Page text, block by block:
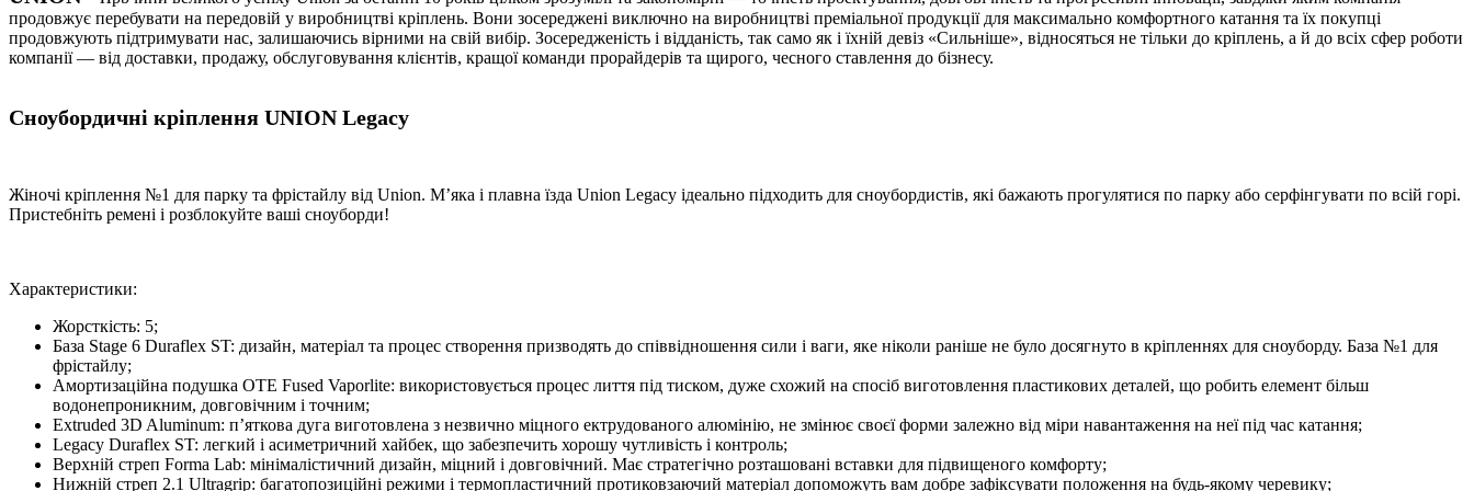
продовжує перебувати на передовій у виробництві кріплень. Вони зосереджені виключно на виробництві преміальної продукції для максимально комфортного катання та їх покупці
продовжують підтримувати нас, залишаючись вірними на свій вибір. Зосередженість і відданість, так само як і їхній девіз «Сильніше», відносяться не тільки до кріплень, а й до всіх сфер роботи
компанії — від доставки, продажу, обслуговування клієнтів, кращої команди прорайдерів та щирого, чесного ставлення до бізнесу.
Сноубордичні кріплення UNION Legacy
Жіночі кріплення №1 для парку та фрістайлу від Union. М’яка і плавна їзда Union Legacy ідеально підходить для сноубордистів, які бажають прогулятися по парку або серфінгувати по всій горі.
Пристебніть ремені і розблокуйте ваші сноуборди!
Характеристики:
Жорсткість: 5;
База Stage 6 Duraflex ST: дизайн, матеріал та процес створення призводять до співвідношення сили і ваги, яке ніколи раніше не було досягнуто в кріпленнях для сноуборду. База №1 для
фрістайлу;
Амортизаційна подушка OTE Fused Vaporlite: використовується процес лиття під тиском, дуже схожий на спосіб виготовлення пластикових деталей, що робить елемент більш
водонепроникним, довговічним і точним;
Extruded 3D Aluminum: п’яткова дуга виготовлена з незвично міцного ектрудованого алюмінію, не змінює своєї форми залежно від міри навантаження на неї під час катання;
Legacy Duraflex ST: легкий і асиметричний хайбек, що забезпечить хорошу чутливість і контроль;
Верхній стреп Forma Lab: мінімалістичний дизайн, міцний і довговічний. Має стратегічно розташовані вставки для підвищеного комфорту;
Нижній стреп 2.1 Ultragrip: багатопозиційні режими і термопластичний протиковзаючий матеріал допоможуть вам добре зафіксувати положення на будь-якому черевику;